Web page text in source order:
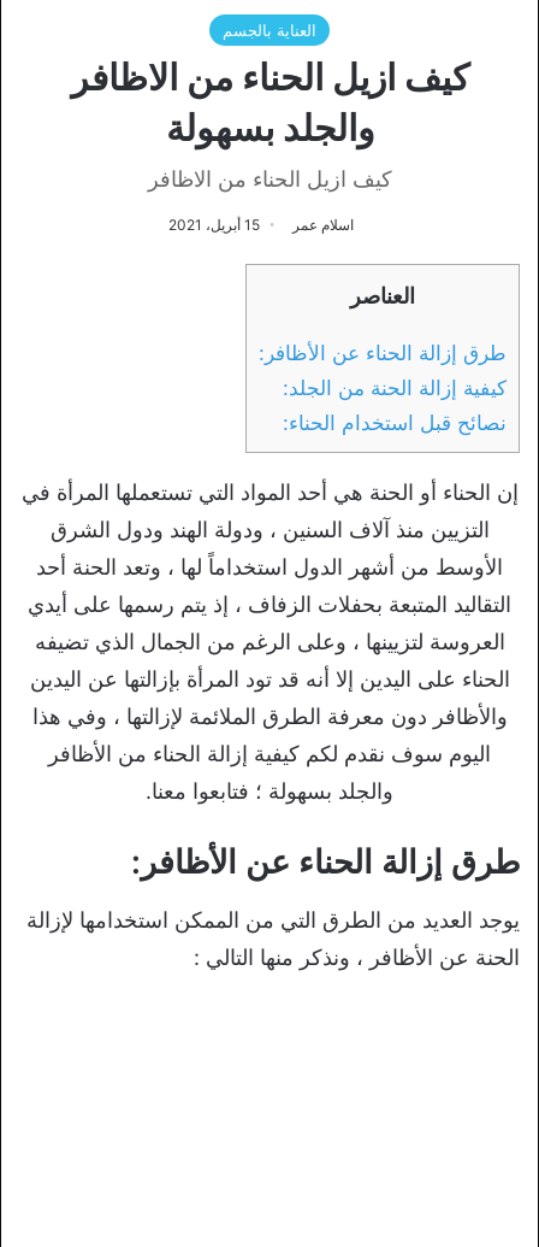
العناية بالجسم
كيف ازيل الحناء من الاظافر
والجلد بسهولة
كيف ازيل الحناء من الاظافر
اسلام عمر 15 أبريل، 2021
العناصر
طرق إزالة الحناء عن الأظافر:
كيفية إزالة الحنة من الجلد:
نصائح قبل استخدام الحناء:
إن الحناء أو الحنة هي أحد المواد التي تستعملها المرأة في
التزيين منذ آلاف السنين ، ودولة الهند ودول الشرق
الأوسط من أشهر الدول استخداماً لها ، وتعد الحنة أحد
التقاليد المتبعة بحفلات الزفاف ، إذ يتم رسمها على أيدي
العروسة لتزيينها ، وعلى الرغم من الجمال الذي تضيفه
الحناء على اليدين إلا أنه قد تود المرأة بإزالتها عن اليدين
والأظافر دون معرفة الطرق الملائمة لإزالتها ، وفي هذا
اليوم سوف نقدم لكم كيفية إزالة الحناء من الأظافر
والجلد بسهولة ؛ فتابعوا معنا.
طرق إزالة الحناء عن الأظافر:
يوجد العديد من الطرق التي من الممكن استخدامها لإزالة
الحنة عن الأظافر ، ونذكر منها التالي :